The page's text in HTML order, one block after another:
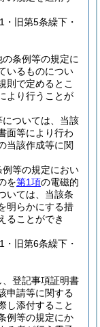
旧第5条繰下・
条例等の規定に
いるものについ
則で定めるとこ
より行うことが
ついては、当該
面等により行わ
当該作成等に関
等の規定におい
を第1項の電磁的
いては、当該条
明らかにする措
ることができ
旧第6条繰下・
登記事項証明書
申請等に関する
し添付すること
例等の規定にか